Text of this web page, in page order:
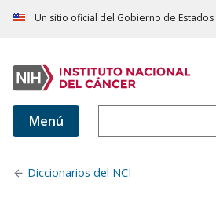
Un sitio oficial del Gobierno de
Menú
Diccionarios del NCI